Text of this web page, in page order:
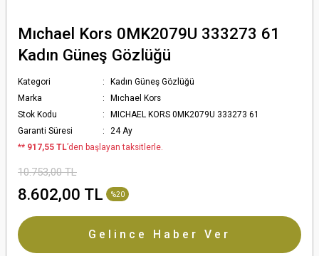
Mıchael Kors 0MK2079U 333273 61
Kadın Güneş Gözlüğü
Kategori
Kadın Güneş Gözlüğü
Marka
Mıchael Kors
Stok Kodu
MICHAEL KORS 0MK2079U 333273 61
Garanti Süresi
24 Ay
** 917,55 TL’den başlayan taksitlerle.
10.753,00 TL
8.602,00 TL %20
Gelince Haber Ver